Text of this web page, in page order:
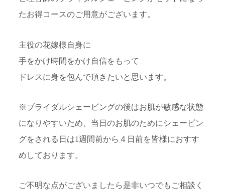
たお得コースのご用意がございます。
主役の花嫁様自身に
手をかけ時間をかけ自信をもって
ドレスに身を包んで頂きたいと思います。
※ブライダルシェービングの後はお肌が敏感な状態
になりやすいため、当日のお肌のためにシェービン
グをされる日は1週間前から４日前を皆様におすす
めしております。
ご不明な点がございましたら是非いつでもご相談く